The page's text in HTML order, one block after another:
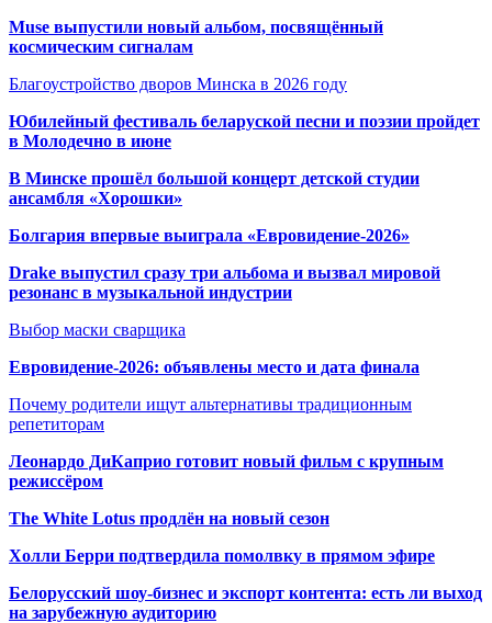
Muse выпустили новый альбом, посвящённый
космическим сигналам
Благоустройство дворов Минска в 2026 году
Юбилейный фестиваль беларуской песни и поэзии пройдет
в Молодечно в июне
В Минске прошёл большой концерт детской студии
ансамбля «Хорошки»
Болгария впервые выиграла «Евровидение-2026»
Drake выпустил сразу три альбома и вызвал мировой
резонанс в музыкальной индустрии
Выбор маски сварщика
Евровидение-2026: объявлены место и дата финала
Почему родители ищут альтернативы традиционным
репетиторам
Леонардо ДиКаприо готовит новый фильм с крупным
режиссёром
The White Lotus продлён на новый сезон
Холли Берри подтвердила помолвку в прямом эфире
Белорусский шоу-бизнес и экспорт контента: есть ли выход
на зарубежную аудиторию